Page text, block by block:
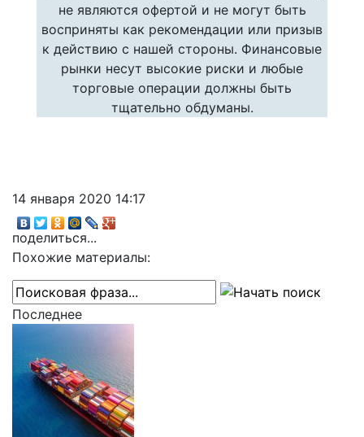
не являются офертой и не могут быть
восприняты как рекомендации или призыв
к действию с нашей стороны. Финансовые
рынки несут высокие риски и любые
торговые операции должны быть
тщательно обдуманы.
14 января 2020 14:17
поделиться...
Похожие материалы:
Последнее